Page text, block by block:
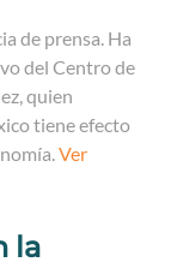
de prensa. Ha
del Centro de
quien
tiene efecto
Ver
la